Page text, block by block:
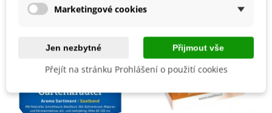
Marketingové cookies
Jen nezbytné Přijmout vše
Přejít na stránku Prohlášení o použití cookies